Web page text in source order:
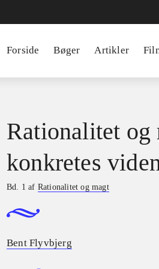
Forside Bøger Artikler
Rationalitet og
konkretes
Bd. 1 af Rationalitet og magt
Bent Flyvbjerg